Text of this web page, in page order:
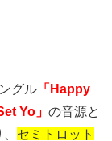
グル 「Happy
Yo」 の音源と
セミトロット